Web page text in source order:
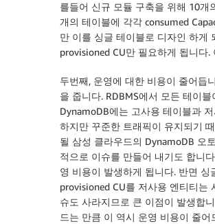
를들어 신규 모듈 구축을 위해 10개
개의 테이블에 각각 consumed
만 이를 싱글 테이블로 디자인 하게
provisioned CU만 필요하게 됩니다
두번째, 운영에 대한 비용이 줄어듭
을 줍니다. RDBMS에서 모든 테이
DynamoDB에는 고사용 테이블과
하지만 꾸준한 트래픽이 유지되기
될 삼성 클라우드의 DynamoDB 오
적으로 이슈를 만들어 내기도 합니
영 비용이 발생하게 됩니다. 반면
provisioned CU를 저사용 엔티티는
슈도 사라지므로 큰 이점이 발생합
드는 만큼 이 역시 운영 비용이 줄어